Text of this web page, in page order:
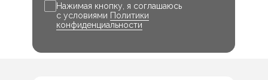
Нажимая кнопку, я соглашаюсь
с условиями Политики
конфиденциальности